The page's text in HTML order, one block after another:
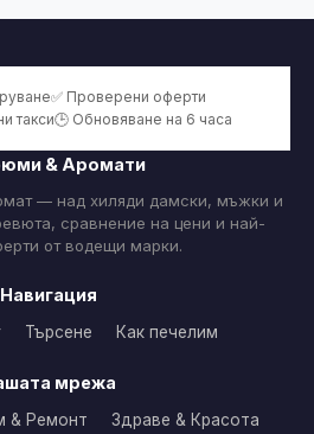
✅ Проверени оферти
такси🕒 Обновяване на 6 часа
& Аромати
— над хиляди дамски, мъжки и
сравнение на цени и най-
от водещи марки.
Навигация
Търсене Как печелим
мрежа
& Ремонт
Здраве & Красота